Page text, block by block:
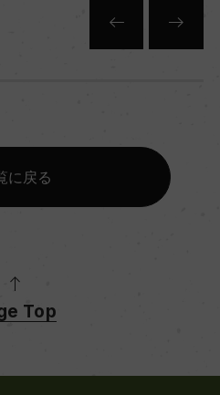
に戻る
Top